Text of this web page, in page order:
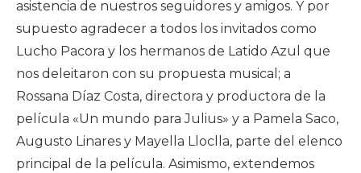
asistencia de nuestros seguidores y amigos. Y por
supuesto agradecer a todos los invitados como
Lucho Pacora y los hermanos de Latido Azul que
nos deleitaron con su propuesta musical; a
Rossana Díaz Costa, directora y productora de la
película «Un mundo para Julius» y a Pamela Saco,
Augusto Linares y Mayella Lloclla, parte del elenco
principal de la película. Asimismo, extendemos